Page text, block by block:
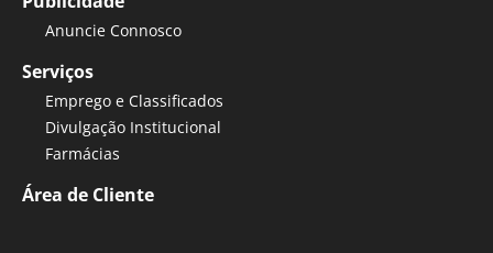
Anuncie Connosco
Serviços
Emprego e Classificados
Divulgação Institucional
Farmácias
Área de Cliente